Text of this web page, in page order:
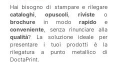
Hai bisogno di stampare e rilegare
cataloghi, opuscoli,rivisteo
brochure in modorapido e
conveniente, senza rinunciare alla
qualità? La soluzione ideale per
presentare i tuoi prodotti è la
rilegatura a punto metallico di
DoctaPrint.